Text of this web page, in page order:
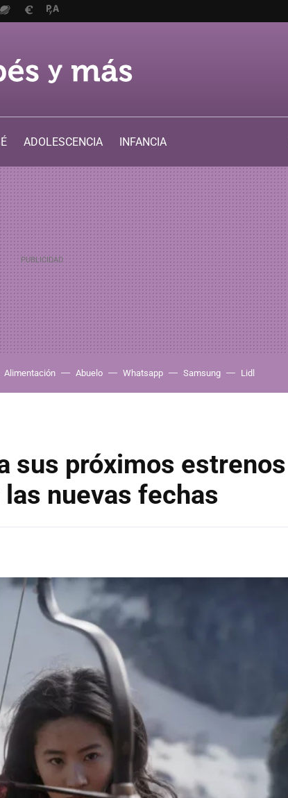
ADOLESCENCIA
INFANCIA
Alimentación Abuelo Whatsapp Samsung Lidl
sus próximos estrenos
nuevas fechas